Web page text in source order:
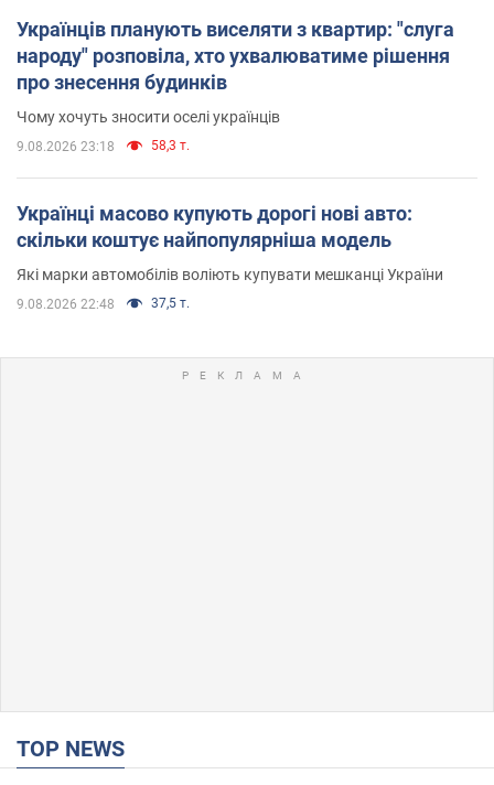
Українців планують виселяти з квартир: "слуга
народу" розповіла, хто ухвалюватиме рішення
про знесення будинків
Чому хочуть зносити оселі українців
9.08.2026 23:18 58,3 т.
Українці масово купують дорогі нові авто:
скільки коштує найпопулярніша модель
Які марки автомобілів воліють купувати мешканці України
9.08.2026 22:48 37,5 т.
TOP NEWS